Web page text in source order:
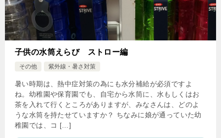
子供の水筒えらび ストロー編
その他 紫外線・暑さ対策
暑い時期は、熱中症対策の為にも水分補給が必須ですよ
ね。幼稚園や保育園でも、自宅から水筒に、水もしくはお
茶を入れて行くところがありますが、みなさんは、どのよ
うな水筒を持たせていますか？ ちなみに娘が通っていた幼
稚園では、コ […]